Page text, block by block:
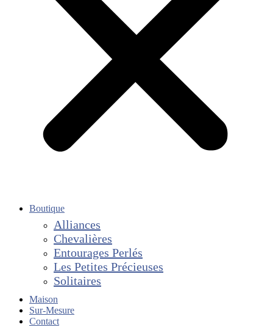
Boutique
Alliances
Chevalières
Entourages Perlés
Les Petites Précieuses
Solitaires
Maison
Sur-Mesure
Contact